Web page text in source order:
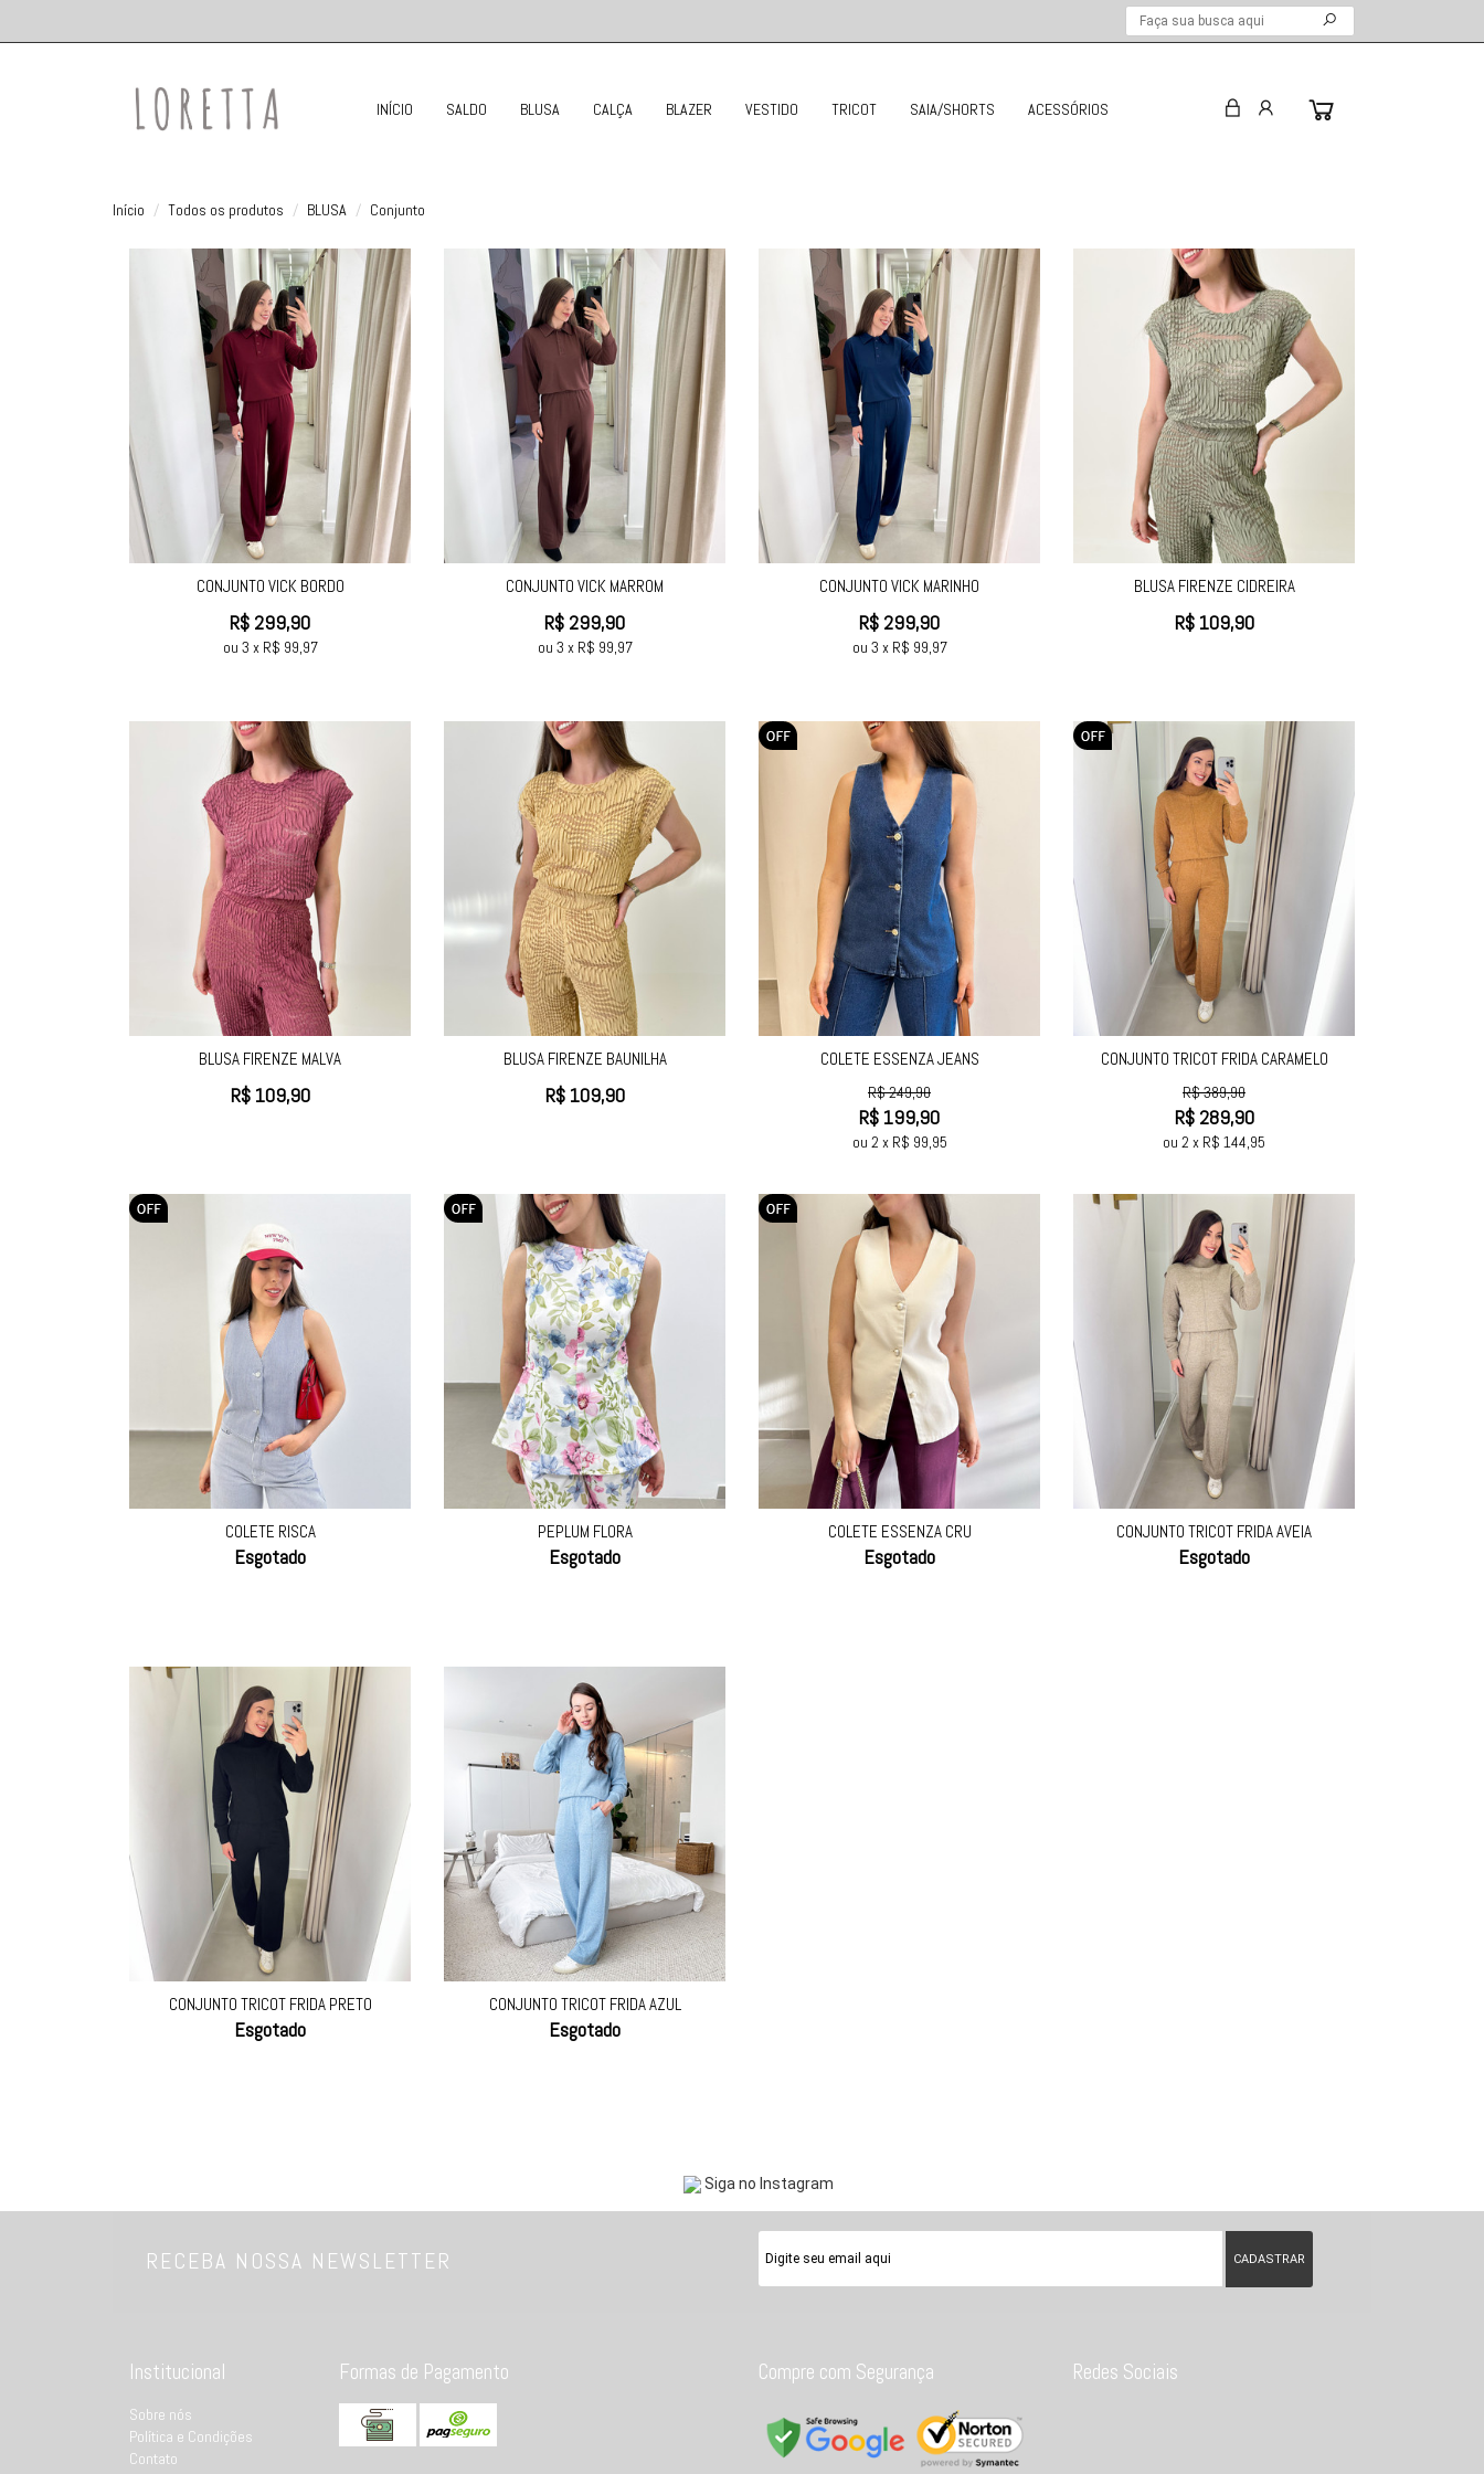
INÍCIO SALDO BLUSA CALÇA BLAZER VESTIDO TRICOT SAIA/SHORTS ACESSÓRIOS
Início Todos os produtos BLUSA Conjunto
CONJUNTO VICK BORDO
R$ 299,90
ou 3 x R$ 99,97
CONJUNTO VICK MARROM
R$ 299,90
ou 3 x R$ 99,97
CONJUNTO VICK MARINHO
R$ 299,90
ou 3 x R$ 99,97
BLUSA FIRENZE CIDREIRA
R$ 109,90
BLUSA FIRENZE MALVA
R$ 109,90
BLUSA FIRENZE BAUNILHA
R$ 109,90
COLETE ESSENZA JEANS
R$249,90
R$ 199,90
ou 2 x R$ 99,95
CONJUNTO TRICOT FRIDA CARAMELO
R$389,90
R$ 289,90
ou 2 x R$ 144,95
COLETE RISCA
Esgotado
PEPLUM FLORA
Esgotado
COLETE ESSENZA CRU
Esgotado
CONJUNTO TRICOT FRIDA AVEIA
Esgotado
CONJUNTO TRICOT FRIDA PRETO
Esgotado
CONJUNTO TRICOT FRIDA AZUL
Esgotado
Siga no Instagram
RECEBA NOSSA NEWSLETTER
Institucional
Sobre nós
Política e Condições
Contato
Formas de Pagamento Compre com Segurança Redes Sociais